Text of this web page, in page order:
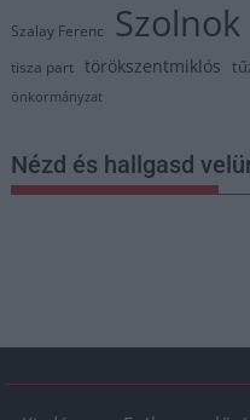
Szalay Ferenc Szolnok
tisza part törökszentmiklós
önkormányzat
Nézd és hallgasd